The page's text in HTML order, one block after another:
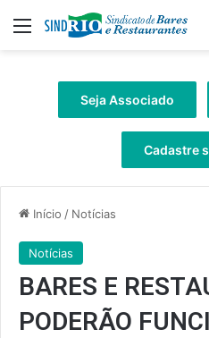
Menu
Seja Associado
Cadastre
Início / Notícias
Notícias
BARES E
PODERÃO